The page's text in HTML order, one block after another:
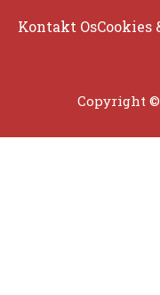
Kontakt Os
Copyright